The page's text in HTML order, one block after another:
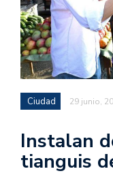
Ciudad 29 junio,
Instalan
tianguis